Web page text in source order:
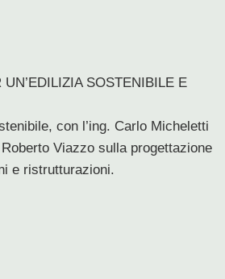
SOSTENIBILE E
con l’ing. Carlo Micheletti
Viazzo sulla progettazione
e ristrutturazioni.